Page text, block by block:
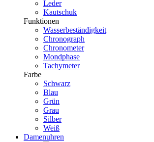
Leder
Kautschuk
Funktionen
Wasserbeständigkeit
Chronograph
Chronometer
Mondphase
Tachymeter
Farbe
Schwarz
Blau
Grün
Grau
Silber
Weiß
Damenuhren